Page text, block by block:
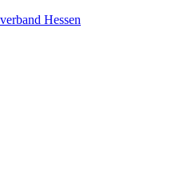
Hessen